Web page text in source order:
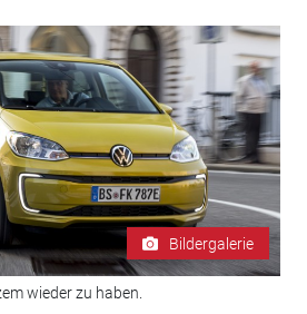
Bildergalerie
wieder zu haben.